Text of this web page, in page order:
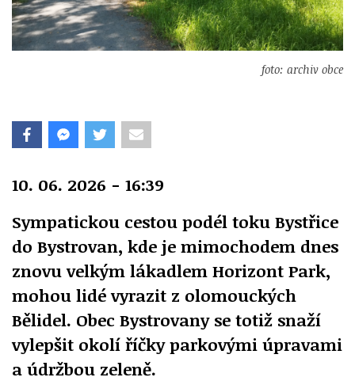
foto: archiv obce
10. 06. 2026 - 16:39
Sympatickou cestou podél toku Bystřice
do Bystrovan, kde je mimochodem dnes
znovu velkým lákadlem Horizont Park,
mohou lidé vyrazit z olomouckých
Bělidel. Obec Bystrovany se totiž snaží
vylepšit okolí říčky parkovými úpravami
a údržbou zeleně.